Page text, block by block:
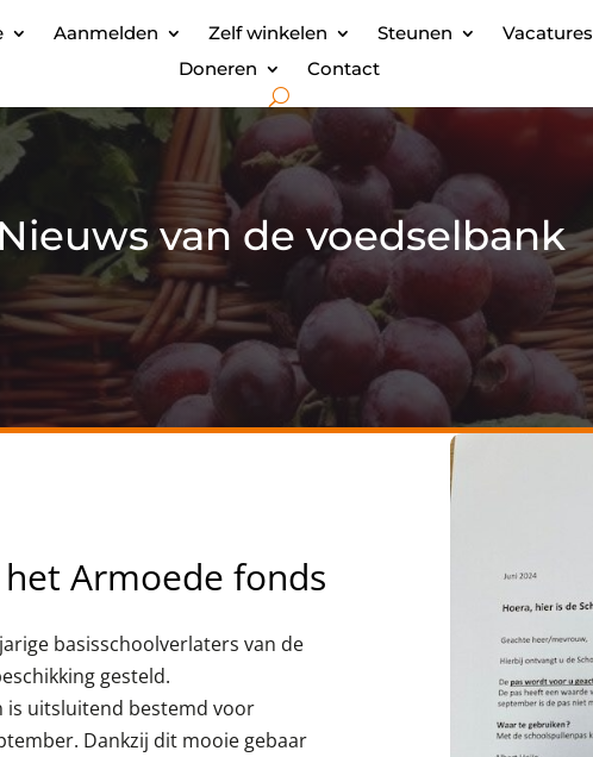
Aanmelden Zelf winkelen Steunen Vacatures
Doneren
Contact
Nieuws van de voedselbank
Armoede fonds
basisschoolverlaters van de
gesteld.
is uitsluitend bestemd voor
Dankzij dit mooie gebaar